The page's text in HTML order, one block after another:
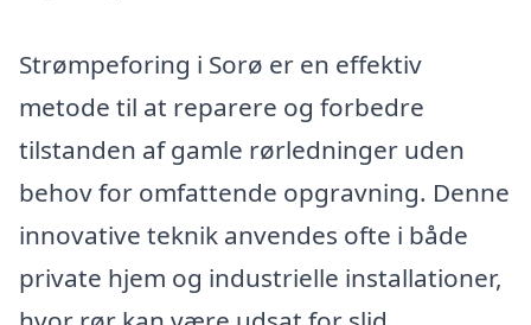
Strømpeforing i Sorø er en effektiv
metode til at reparere og forbedre
tilstanden af gamle rørledninger uden
behov for omfattende opgravning. Denne
innovative teknik anvendes ofte i både
private hjem og industrielle installationer,